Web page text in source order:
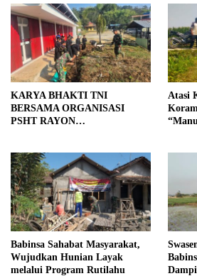
KARYA BHAKTI TNI
BERSAMA ORGANISASI
PSHT RAYON
ROYONG DAN
KEMANUNGGALAN TNI-
RAKYAT
Atasi
Babinsa Sahabat Masyarakat,
Wujudkan Hunian Layak
melalui Program Rutilahu